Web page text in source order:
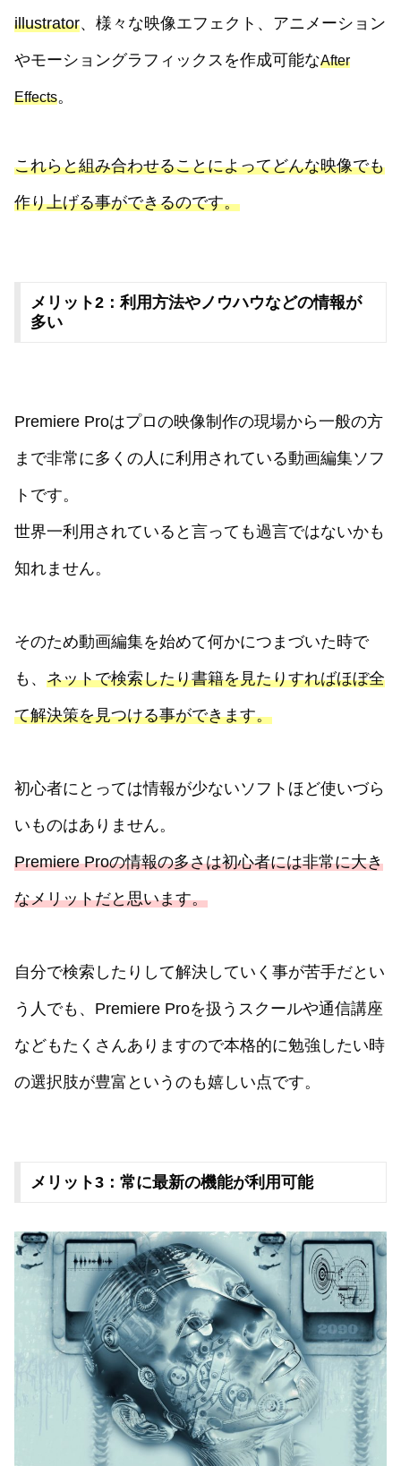
illustrator、様々な映像エフェクト、アニメーション
やモーショングラフィックスを作成可能なAfter
Effects。
これらと組み合わせることによってどんな映像でも
作り上げる事ができるのです。
メリット2：利用方法やノウハウなどの情報が
多い
Premiere Proはプロの映像制作の現場から一般の方
まで非常に多くの人に利用されている動画編集ソフ
トです。
世界一利用されていると言っても過言ではないかも
知れません。
そのため動画編集を始めて何かにつまづいた時で
も、 ネットで検索したり書籍を見たりすればほぼ全
て解決策を見つける事ができます。
初心者にとっては情報が少ないソフトほど使いづら
いものはありません。
Premiere Proの情報の多さは初心者には非常に大き
なメリットだと思います。
自分で検索したりして解決していく事が苦手だとい
う人でも、Premiere Proを扱うスクールや通信講座
などもたくさんありますので本格的に勉強したい時
の選択肢が豊富というのも嬉しい点です。
メリット3：常に最新の機能が利用可能